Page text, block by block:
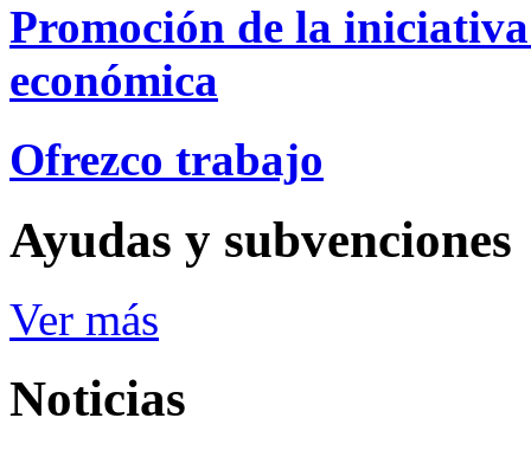
Promoción de la
económica
Ofrezco trabajo
Ayudas y subvenciones
Ver más
Noticias